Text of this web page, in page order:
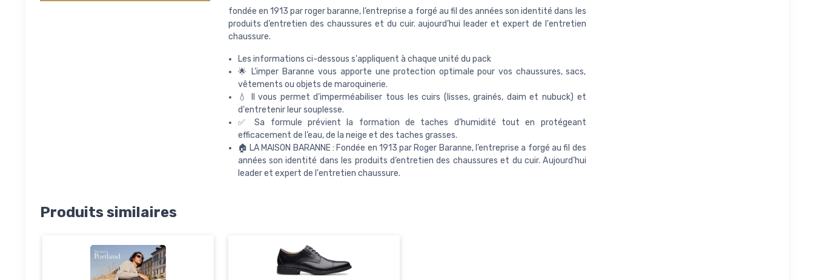
fondée en 1913 par roger baranne, l’entreprise a forgé au fil des années son identité dans les
produits d’entretien des chaussures et du cuir. aujourd’hui leader et expert de l'entretien
chaussure.
Les informations ci-dessous s'appliquent à chaque unité du pack
🌟 L’imper Baranne vous apporte une protection optimale pour vos chaussures, sacs,
vêtements ou objets de maroquinerie.
💧 Il vous permet d'imperméabiliser tous les cuirs (lisses, grainés, daim et nubuck) et
d'entretenir leur souplesse.
✅ Sa formule prévient la formation de taches d’humidité tout en protégeant
efficacement de l’eau, de la neige et des taches grasses.
🏠 LA MAISON BARANNE : Fondée en 1913 par Roger Baranne, l’entreprise a forgé au fil des
années son identité dans les produits d’entretien des chaussures et du cuir. Aujourd’hui
leader et expert de l'entretien chaussure.
Produits similaires